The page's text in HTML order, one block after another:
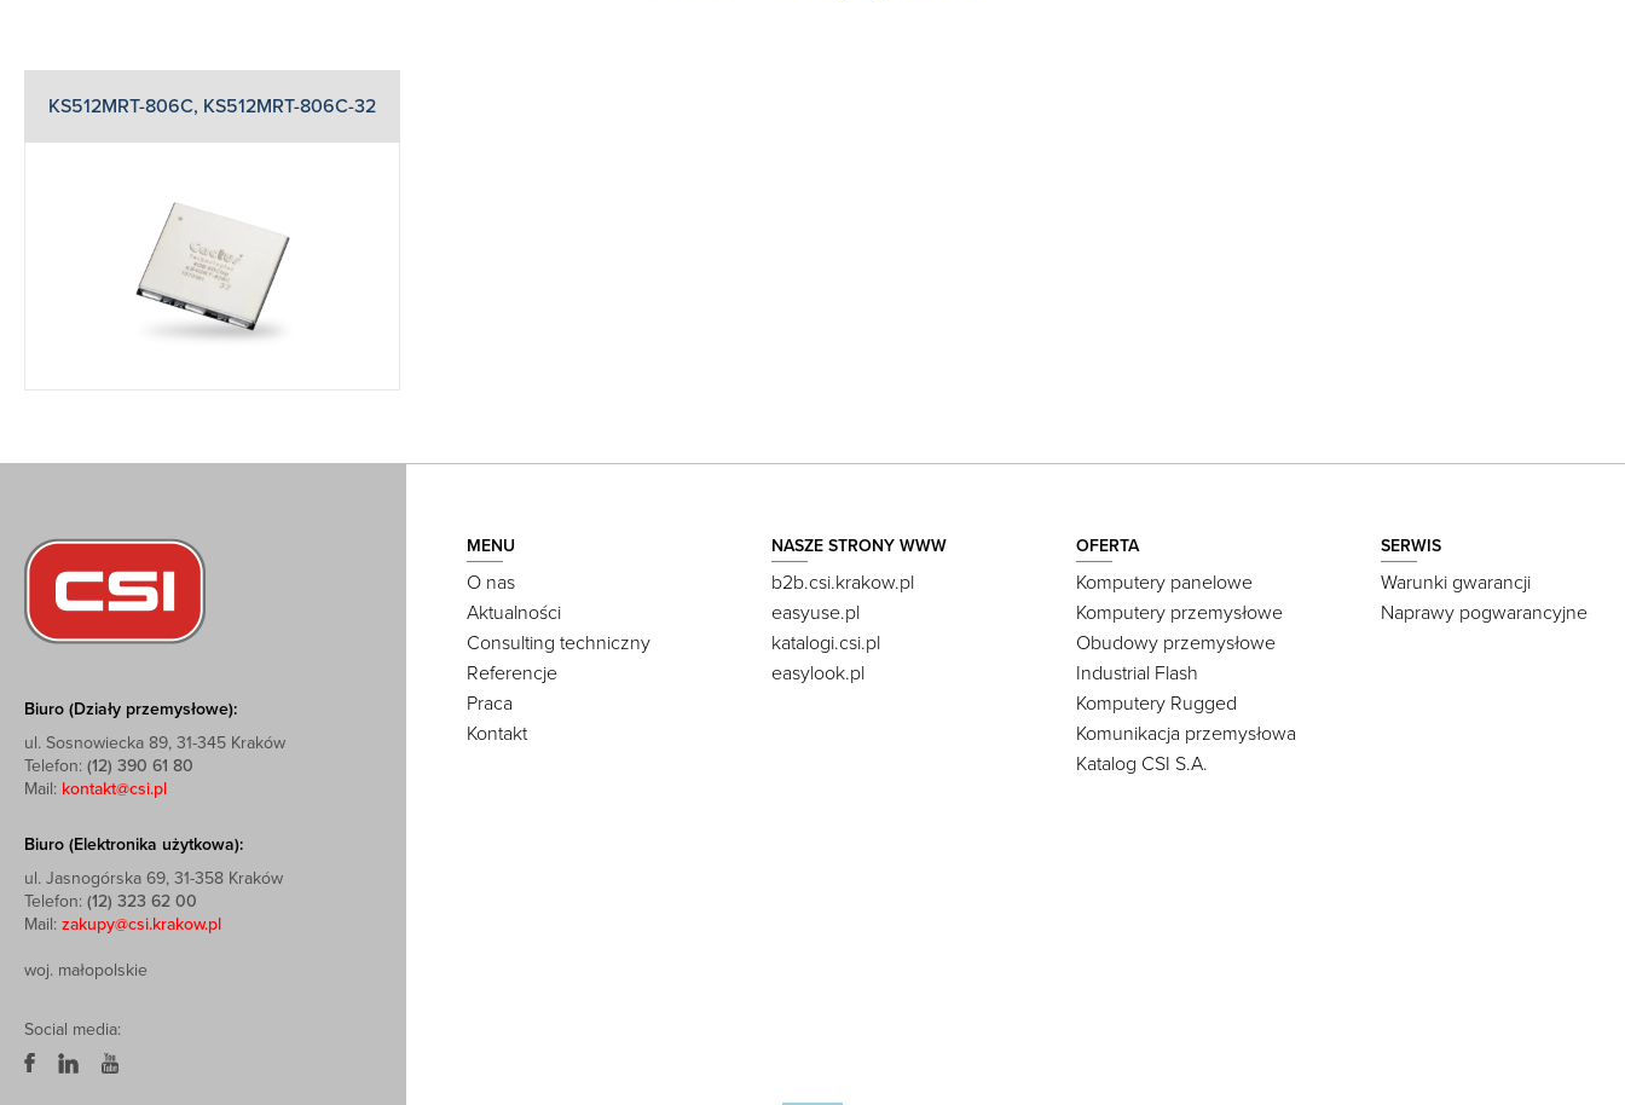
KS512MRT-806C, KS512MRT-806C-32
Biuro (Działy przemysłowe):
ul. Sosnowiecka 89, 31-345 Kraków
Telefon: (12) 390 61 80
Mail: kontakt@csi.pl
Biuro (Elektronika użytkowa):
ul. Jasnogórska 69, 31-358 Kraków
Telefon: (12) 323 62 00
Mail: zakupy@csi.krakow.pl
woj. małopolskie
Social media:
MENU
O nas
Aktualności
Consulting techniczny
Referencje
Praca
Kontakt
NASZE STRONY WWW
b2b.csi.krakow.pl
easyuse.pl
katalogi.csi.pl
easylook.pl
OFERTA
Komputery panelowe
Komputery przemysłowe
Obudowy przemysłowe
Industrial Flash
Komputery Rugged
Komunikacja przemysłowa
Katalog CSI S.A.
SERWIS
Warunki gwarancji
Naprawy pogwarancyjne